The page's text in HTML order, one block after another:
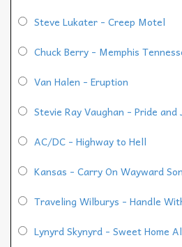
Steve Lukater - Creep Motel
Chuck Berry - Memphis
Van Halen - Eruption
Stevie Ray Vaughan - Pride and
AC/DC - Highway to Hell
Kansas - Carry On Wayward Son
Traveling Wilburys - Handle
Lynyrd Skynyrd - Sweet Home